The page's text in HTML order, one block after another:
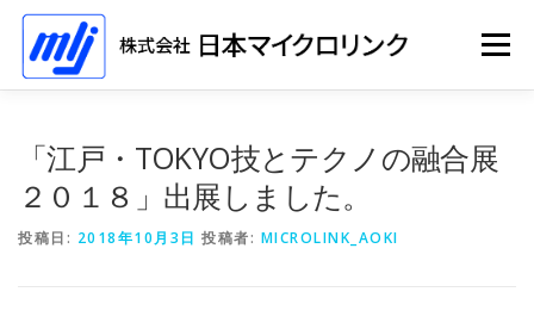
メニュー
「江戸・TOKYO技とテクノの融合展
２０１８」出展しました。
投稿日: 2018年10月3日 投稿者: MICROLINK_AOKI